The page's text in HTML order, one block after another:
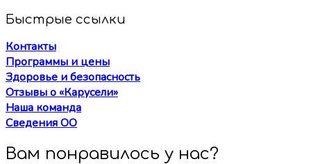
Быстрые ссылки
Контакты
Программы и цены
Здоровье и безопасность
Отзывы о «Карусели»
Наша команда
Сведения ОО
Вам понравилось у нас?